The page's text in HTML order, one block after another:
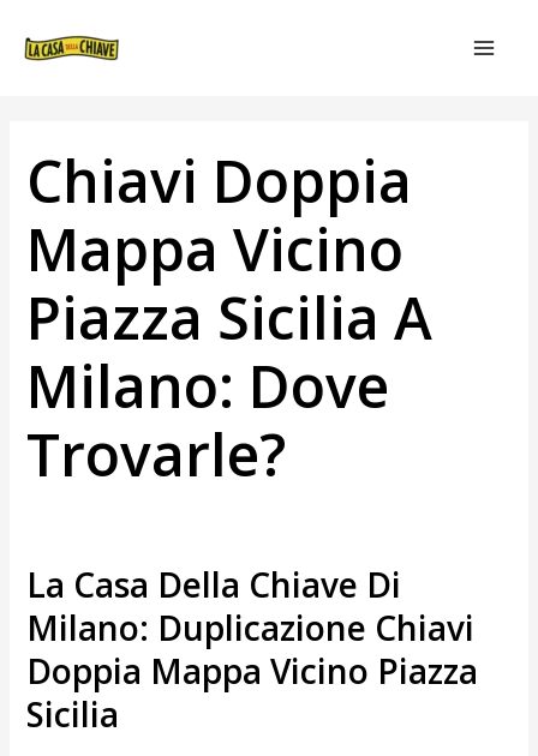
Chiavi Doppia
Mappa Vicino
Piazza Sicilia A
Milano: Dove
Trovarle?
La Casa Della Chiave Di
Milano: Duplicazione Chiavi
Doppia Mappa Vicino Piazza
Sicilia
ARTICOLI